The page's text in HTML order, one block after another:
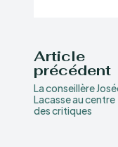
Article
précédent
La conseillère
Lacasse au centre
des critiques